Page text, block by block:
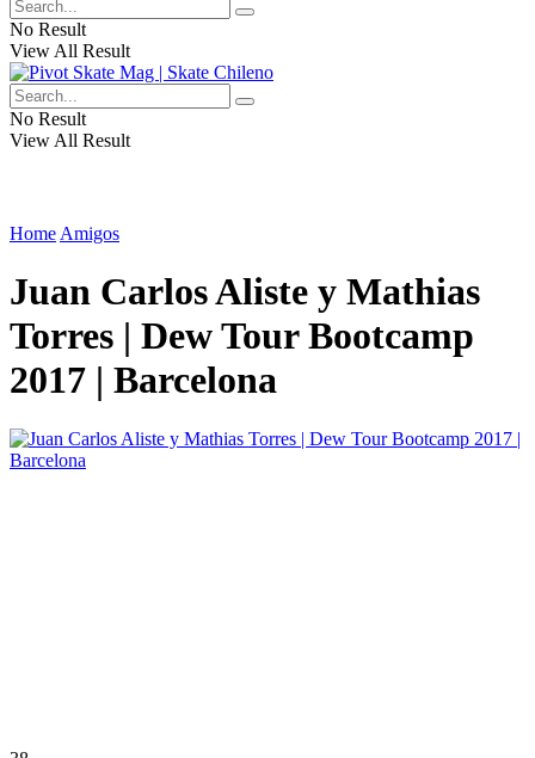
No Result
View All Result
No Result
View All Result
Home Amigos
Juan Carlos Aliste y Mathias
Torres | Dew Tour Bootcamp
2017 | Barcelona